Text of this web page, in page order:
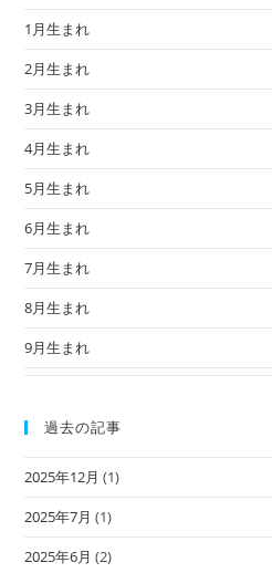
1月生まれ
2月生まれ
3月生まれ
4月生まれ
5月生まれ
6月生まれ
7月生まれ
8月生まれ
9月生まれ
過去の記事
2025年12月 (1)
2025年7月 (1)
2025年6月 (2)